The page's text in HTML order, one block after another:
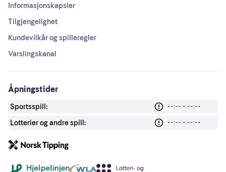
Informasjonskapsler
Tilgjengelighet
Kundevilkår og spilleregler
Varslingskanal
Åpningstider
Sportsspill:
--:-- - --:--
Lotterier og andre spill:
--:-- - --:--
Andre lenker